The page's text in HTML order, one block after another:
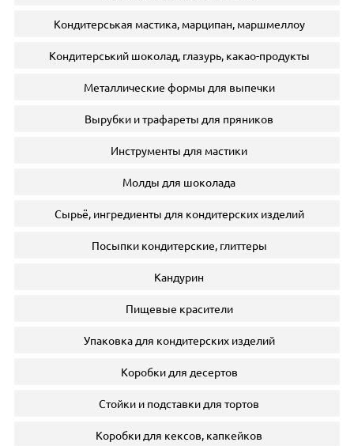
Кондитерськая мастика, марципан, маршмеллоу
Кондитерський шоколад, глазурь, какао-продукты
Металлические формы для выпечки
Вырубки и трафареты для пряников
Инструменты для мастики
Молды для шоколада
Сырьё, ингредиенты для кондитерских изделий
Посыпки кондитерские, глиттеры
Кандурин
Пищевые красители
Упаковка для кондитерских изделий
Коробки для десертов
Стойки и подставки для тортов
Коробки для кексов, капкейков